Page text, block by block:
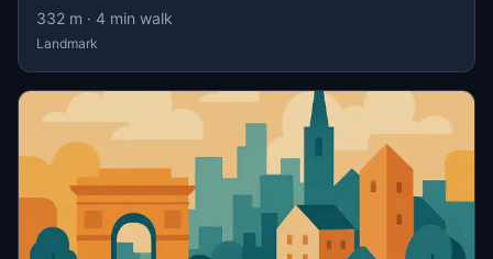
332 m · 4 min walk
Landmark